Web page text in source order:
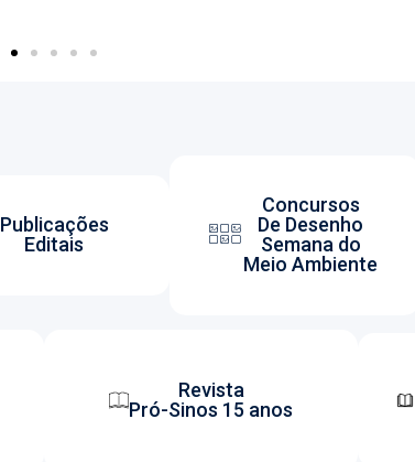
Publicações
Editais
Concursos
De Desenho
Semana do
Meio Ambiente
Revista
Pró-Sinos 15 anos